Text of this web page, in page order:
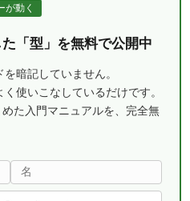
が動く
「型」を無料で公開中
暗記していません。
使いこなしているだけです。
た入門マニュアルを、完全無